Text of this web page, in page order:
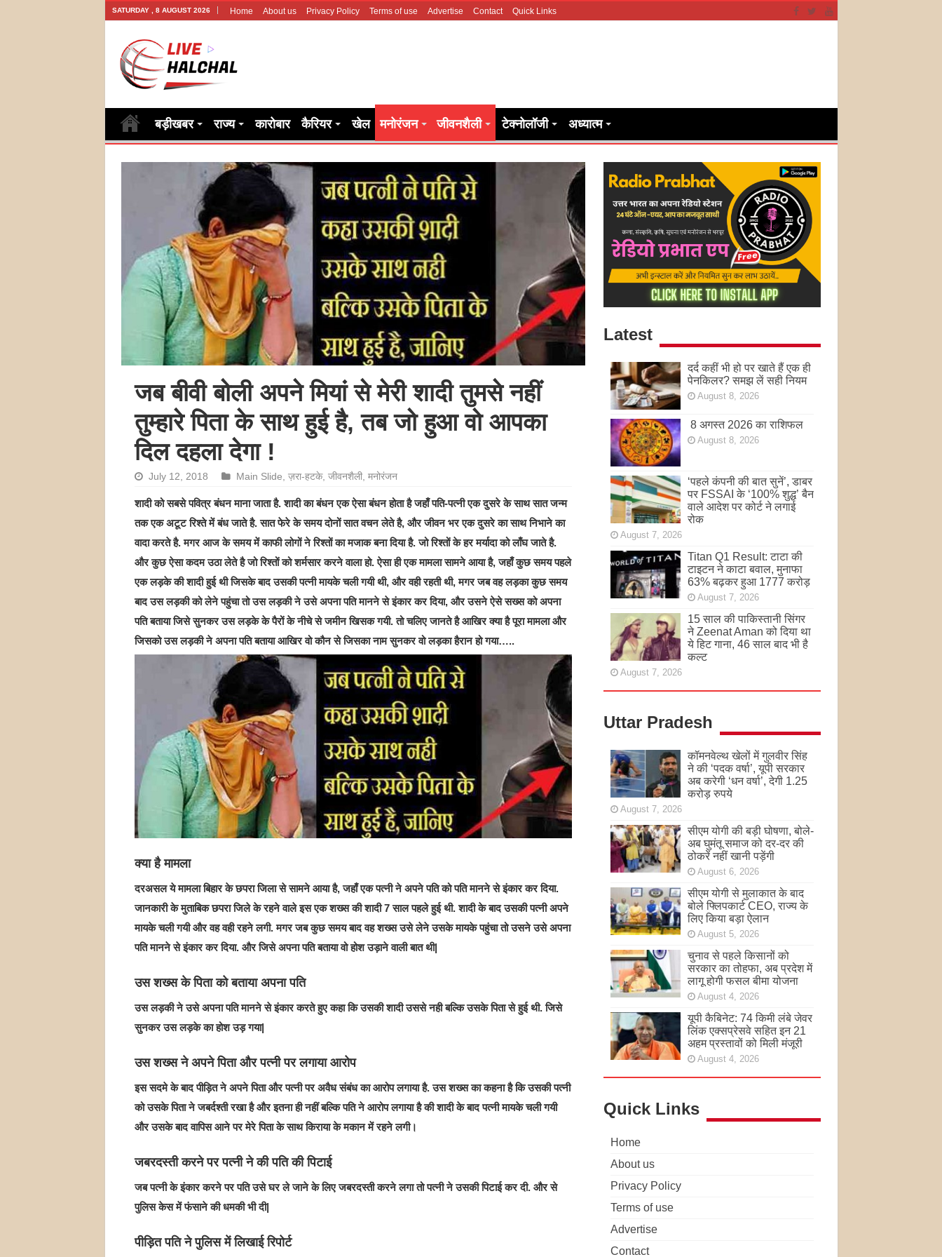
SATURDAY , 8 AUGUST 2026 Home About us Privacy Policy Terms of use Advertise Contact Quick Links
बड़ीखबर राज्य कारोबार कैरियर खेल मनोरंजन जीवनशैली टेक्नोलॉजी अध्यात्म
जब बीवी बोली अपने मियां से मेरी शादी तुमसे नहीं
तुम्हारे पिता के साथ हुई है, तब जो हुआ वो आपका
दिल दहला देगा !
July 12, 2018 Main Slide ज़रा-हटके, जीवनशैली, मनोरंजन
शादी को सबसे पवित्र बंधन माना जाता है. शादी का बंधन एक ऐसा बंधन होता है जहाँ पति-पत्नी एक दुसरे के साथ सात जन्म
तक एक अटूट रिश्ते में बंध जाते है. सात फेरे के समय दोनों सात वचन लेते है, और जीवन भर एक दुसरे का साथ निभाने का
वादा करते है. मगर आज के समय में काफी लोगों ने रिश्तों का मजाक बना दिया है. जो रिश्तों के हर मर्यादा को लाँघ जाते है.
और कुछ ऐसा कदम उठा लेते है जो रिश्तों को शर्मसार करने वाला हो. ऐसा ही एक मामला सामने आया है, जहाँ कुछ समय पहले
एक लड़के की शादी हुई थी जिसके बाद उसकी पत्नी मायके चली गयी थी, और वही रहती थी, मगर जब वह लड़का कुछ समय
बाद उस लड़की को लेने पहुंचा तो उस लड़की ने उसे अपना पति मानने से इंकार कर दिया, और उसने ऐसे सख्स को अपना
पति बताया जिसे सुनकर उस लड़के के पैरों के नीचे से जमीन खिसक गयी. तो चलिए जानते है आखिर क्या है पूरा मामला और
जिसको उस लड़की ने अपना पति बताया आखिर वो कौन से जिसका नाम सुनकर वो लड़का हैरान हो गया…..
क्या है मामला
दरअसल ये मामला बिहार के छपरा जिला से सामने आया है, जहाँ एक पत्नी ने अपने पति को पति मानने से इंकार कर दिया.
जानकारी के मुताबिक छपरा जिले के रहने वाले इस एक शख्स की शादी 7 साल पहले हुई थी. शादी के बाद उसकी पत्नी अपने
मायके चली गयी और वह वही रहने लगी. मगर जब कुछ समय बाद वह शख्स उसे लेने उसके मायके पहुंचा तो उसने उसे अपना
पति मानने से इंकार कर दिया. और जिसे अपना पति बताया वो होश उड़ाने वाली बात थी|
उस शख्स के पिता को बताया अपना पति
उस लड़की ने उसे अपना पति मानने से इंकार करते हुए कहा कि उसकी शादी उससे नही बल्कि उसके पिता से हुई थी. जिसे
सुनकर उस लड़के का होश उड़ गया|
उस शख्स ने अपने पिता और पत्नी पर लगाया आरोप
इस सदमे के बाद पीड़ित ने अपने पिता और पत्नी पर अवैध संबंध का आरोप लगाया है. उस शख्स का कहना है कि उसकी पत्नी
को उसके पिता ने जबर्दश्ती रखा है और इतना ही नहीं बल्कि पति ने आरोप लगाया है की शादी के बाद पत्नी मायके चली गयी
और उसके बाद वापिस आने पर मेरे पिता के साथ किराया के मकान में रहने लगी।
जबरदस्ती करने पर पत्नी ने की पति की पिटाई
जब पत्नी के इंकार करने पर पति उसे घर ले जाने के लिए जबरदस्ती करने लगा तो पत्नी ने उसकी पिटाई कर दी. और से
पुलिस केस में फंसाने की धमकी भी दी|
पीड़ित पति ने पुलिस में लिखाई रिपोर्ट
Latest
दर्द कहीं भी हो पर खाते हैं एक ही
पेनकिलर? समझ लें सही नियम
August 8, 2026
8 अगस्त 2026 का राशिफल
August 8, 2026
‘पहले कंपनी की बात सुनें’, डाबर
पर FSSAI के ‘100% शुद्ध’ बैन
वाले आदेश पर कोर्ट ने लगाई
रोक
August 7, 2026
Titan Q1 Result: टाटा की
टाइटन ने काटा बवाल, मुनाफा
63% बढ़कर हुआ 1777 करोड़
August 7, 2026
15 साल की पाकिस्तानी सिंगर
ने Zeenat Aman को दिया था
ये हिट गाना, 46 साल बाद भी है
कल्ट
August 7, 2026
Uttar Pradesh
कॉमनवेल्थ खेलों में गुलवीर सिंह
ने की ‘पदक वर्षा’, यूपी सरकार
अब करेगी ‘धन वर्षा’, देगी 1.25
करोड़ रुपये
August 7, 2026
सीएम योगी की बड़ी घोषणा, बोले-
अब घुमंतू समाज को दर-दर की
ठोकरें नहीं खानी पड़ेंगी
August 6, 2026
सीएम योगी से मुलाकात के बाद
बोले फ्लिपकार्ट CEO, राज्य के
लिए किया बड़ा ऐलान
August 5, 2026
चुनाव से पहले किसानों को
सरकार का तोहफा, अब प्रदेश में
लागू होगी फसल बीमा योजना
August 4, 2026
यूपी कैबिनेट: 74 किमी लंबे जेवर
लिंक एक्सप्रेसवे सहित इन 21
अहम प्रस्तावों को मिली मंजूरी
August 4, 2026
Quick Links
Home
About us
Privacy Policy
Terms of use
Advertise
Contact